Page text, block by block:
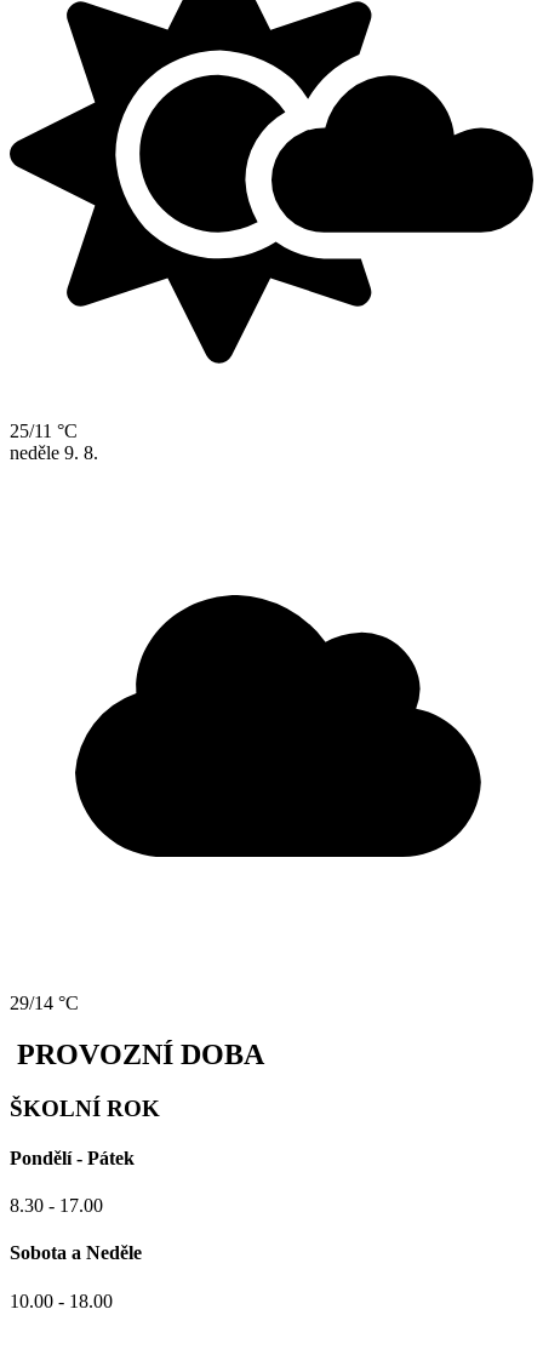
25/11 °C
neděle 9. 8.
29/14 °C
PROVOZNÍ DOBA
ŠKOLNÍ ROK
Pondělí - Pátek
8.30 - 17.00
Sobota a Neděle
10.00 - 18.00